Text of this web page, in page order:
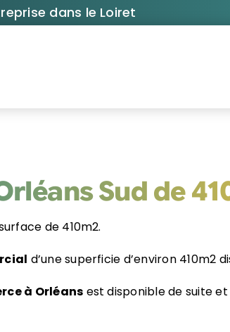
dans le Loiret
Sud de
de 410m2.
d’une superficie d’environ 410m2
à Orléans est disponible de suite